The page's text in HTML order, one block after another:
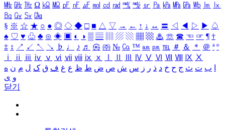
㎒ ㎓ ㎔ Ω ㏀ ㏁ ㎊ ㎋ ㎌ ㏖ ㏅ ㎭ ㎮ ㎯ ㏛ ㎩ ㎪ ㎫ ㎬ ㏝ ㏐
㏓
㏃ ㏉ ㏜ ㏆
§ ※ ☆ ★ ○ ● ◎ ◇ ◆ □ ■ △ ▽ → ← ↑ ↓ ↔ 〓 ◁ ◀ ▷ ▶ ♤
♠ ♡ ♥ ♧ ♣ ⊙ ◈ ▣ ◐ ◑ ▒ ▤ ▨ ▧ ▦ ▩ ♨ ☏ ☎ ☜ ☞ ¶ †
‡ ↕ ↗ ↙ ↖ ↘ ♭ ♩ ♪ ♬ ㉿ ㈜ № ㏇ ™ ㏂ ㏘ ℡ ＃ ＆ ＊ ＠ ª º
ⅰ
ⅱ ⅲ ⅳ ⅴ ⅵ ⅶ ⅷ ⅸ ⅹ Ⅳ Ⅴ Ⅵ Ⅶ Ⅷ Ⅸ Ⅹ
ب ت ث ج ح خ د ذ ر ز س ش ص ض ط ظ ع غ ف ق ک ل م ن ه
و ی
닫기